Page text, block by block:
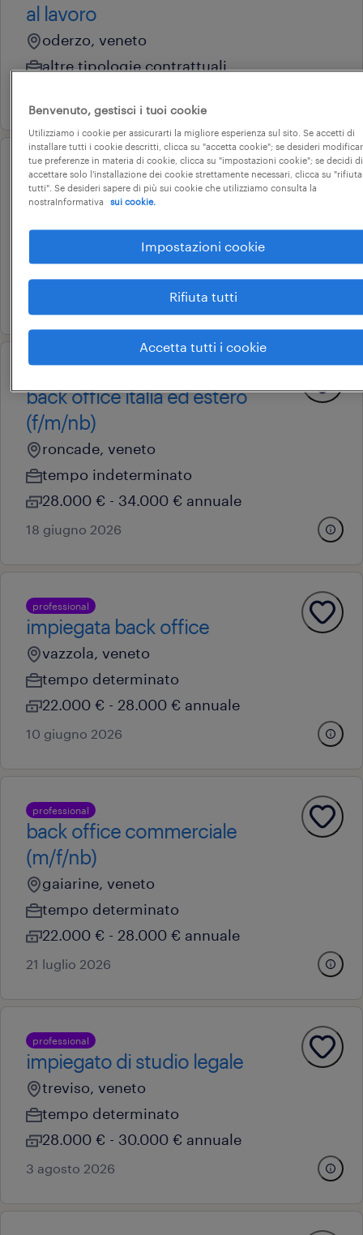
al lavoro
oderzo, veneto
altre tipologie contrattuali
professional
hr specialist stage (m/f/nb)
stage e tirocini
22.000 € - 28.000 € annuale
back office italia ed estero
(f/m/nb)
roncade, veneto
tempo indeterminato
28.000 € - 34.000 € annuale
18 giugno 2026
professional
impiegata back office
vazzola, veneto
tempo determinato
22.000 € - 28.000 € annuale
10 giugno 2026
professional
back office commerciale
(m/f/nb)
gaiarine, veneto
tempo determinato
22.000 € - 28.000 € annuale
21 luglio 2026
professional
impiegato di studio legale
treviso, veneto
tempo determinato
28.000 € - 30.000 € annuale
3 agosto 2026
Benvenuto, gestisci i tuoi cookie
Utilizziamo i cookie per assicurarti la migliore esperienza sul sito. Se accetti di
installare tutti i cookie descritti, clicca su "accetta cookie"; se desideri
tue preferenze in materia di cookie, clicca su "impostazioni cookie"; se decidi di
accettare solo l'installazione dei cookie strettamente necessari, clicca su "rifiuta
tutti". Se desideri sapere di più sui cookie che utilizziamo consulta la
nostraInformativa
sui cookie.
Impostazioni cookie
Rifiuta tutti
Accetta tutti i cookie